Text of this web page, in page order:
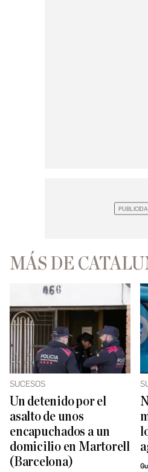
MÁS DE
SUCESOS
Un detenido por el
asalto de unos
encapuchados a un
domicilio en Martorell
(Barcelona)